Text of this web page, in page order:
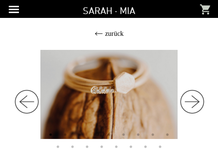
Zur
Hauptnavigation
Zum
Inhalt
Zur
Fußzeile
SARAH · MIA
zurück